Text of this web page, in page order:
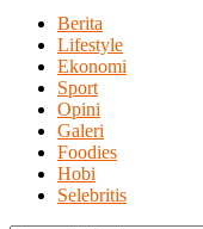
Berita
Lifestyle
Ekonomi
Sport
Opini
Galeri
Foodies
Hobi
Selebritis